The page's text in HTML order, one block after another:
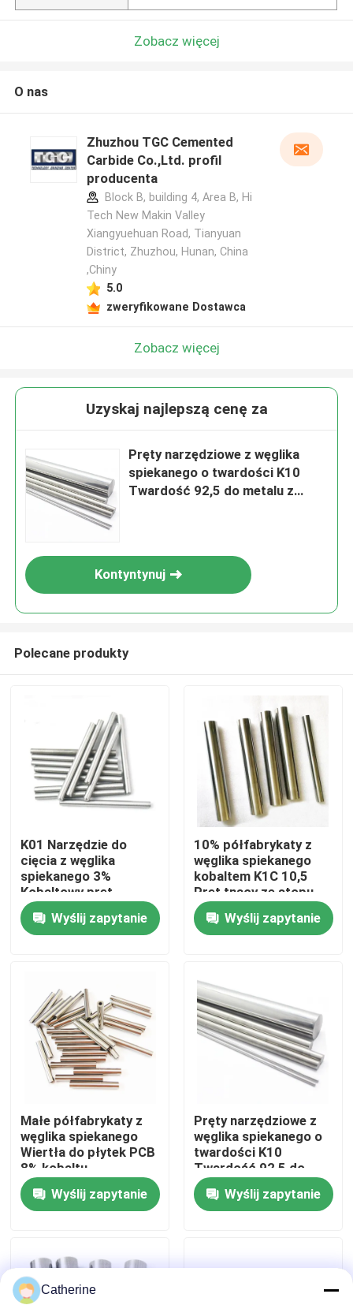
Dom
Produkty
Wycieczka po fabryce
Kontrola jakości
Aktualności
Poprosić o wycenę
Pręty z węglika z fazowaniem
Zobacz więcej
O nas
Zhuzhou TGC Cemented
Carbide Co.,Ltd. profil
producenta
Block B, building 4, Area B, Hi
Tech New Makin Valley
Xiangyuehuan Road, Tianyuan
District, Zhuzhou, Hunan, China
,Chiny
5.0
zweryfikowane Dostawca
Zobacz więcej
Uzyskaj najlepszą cenę za
Pręty narzędziowe z węglika
spiekanego o twardości K10
Twardość 92,5 do metalu z
Kontyntynuj
Polecane produkty
K01 Narzędzie do
cięcia z węglika
spiekanego 3%
Kobaltowy pręt
wolframowy do deski
do goleniaWyślij zapytanie
10% półfabrykaty z
węglika spiekanego
kobaltem K1C 10,5
Pręt tnący ze stopu
aluminium
Wyślij zapytanie
Małe półfabrykaty z
węglika spiekanego
Wiertła do płytek PCB
8% kobaltu
Wyślij zapytanie
Pręty narzędziowe z
węglika spiekanego o
twardości K10
Twardość 92,5 do
metalu z żeliwa
szaregoWyślij zapytanie
Catherine